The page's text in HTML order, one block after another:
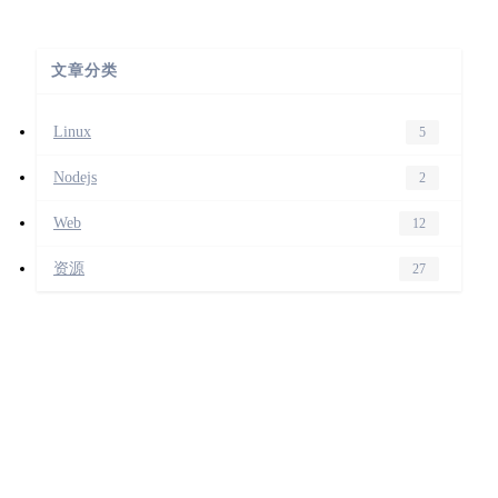
文章分类
Linux 5
Nodejs 2
Web 12
资源 27